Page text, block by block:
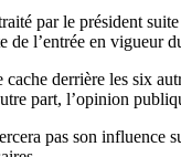
par le président
de l’entrée en vigueur
cache derrière les six
part, l’opinion
pas son influence